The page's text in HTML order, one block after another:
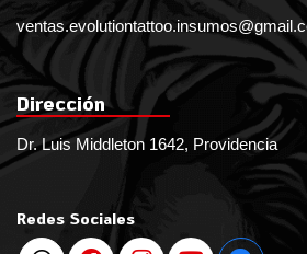
Dirección
Dr. Luis Middleton 1642, Providencia
Redes Sociales